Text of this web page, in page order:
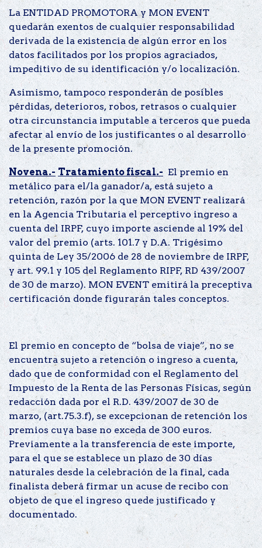
La ENTIDAD PROMOTORA y MON EVENT
quedarán exentos de cualquier responsabilidad
derivada de la existencia de algún error en los
datos facilitados por los propios agraciados,
impeditivo de su identificación y/o localización.
Asimismo, tampoco responderán de posibles
pérdidas, deterioros, robos, retrasos o cualquier
otra circunstancia imputable a terceros que pueda
afectar al envío de los justificantes o al desarrollo
de la presente promoción.
Novena.- Tratamiento fiscal.- El premio en
metálico para el/la ganador/a, está sujeto a
retención, razón por la que MON EVENT realizará
en la Agencia Tributaria el perceptivo ingreso a
cuenta del IRPF, cuyo importe asciende al 19% del
valor del premio (arts. 101.7 y D.A. Trigésimo
quinta de Ley 35/2006 de 28 de noviembre de IRPF,
y art. 99.1 y 105 del Reglamento RIPF, RD 439/2007
de 30 de marzo). MON EVENT emitirá la preceptiva
certificación donde figurarán tales conceptos.
El premio en concepto de “bolsa de viaje”, no se
encuentra sujeto a retención o ingreso a cuenta,
dado que de conformidad con el Reglamento del
Impuesto de la Renta de las Personas Físicas, según
redacción dada por el R.D. 439/2007 de 30 de
marzo, (art.75.3.f), se excepcionan de retención los
premios cuya base no exceda de 300 euros.
Previamente a la transferencia de este importe,
para el que se establece un plazo de 30 días
naturales desde la celebración de la final, cada
finalista deberá firmar un acuse de recibo con
objeto de que el ingreso quede justificado y
documentado.